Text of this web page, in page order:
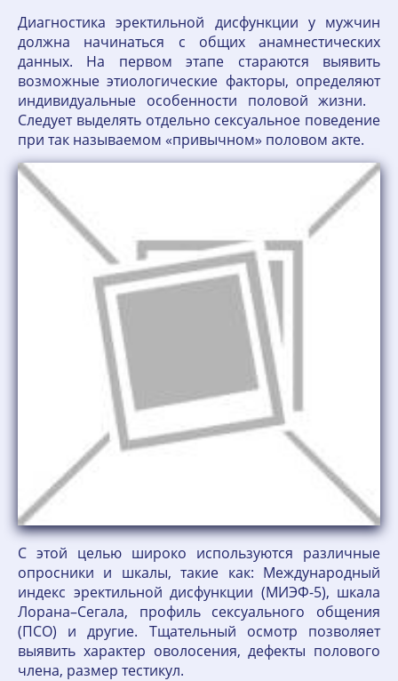
Диагностика эректильной дисфункции у мужчин
должна начинаться с общих анамнестических
данных. На первом этапе стараются выявить
возможные этиологические факторы, определяют
индивидуальные особенности половой жизни.
Следует выделять отдельно сексуальное поведение
при так называемом «привычном» половом акте.
С этой целью широко используются различные
опросники и шкалы, такие как: Международный
индекс эректильной дисфункции (МИЭФ-5), шкала
Лорана–Сегала, профиль сексуального общения
(ПСО) и другие. Тщательный осмотр позволяет
выявить характер оволосения, дефекты полового
члена, размер тестикул.